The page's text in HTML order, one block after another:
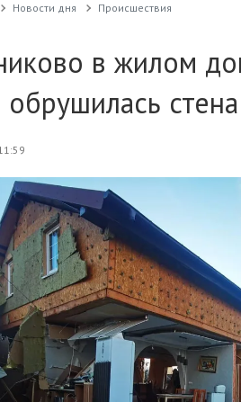
Новости дня Проиcшествия
в жилом
обрушилась